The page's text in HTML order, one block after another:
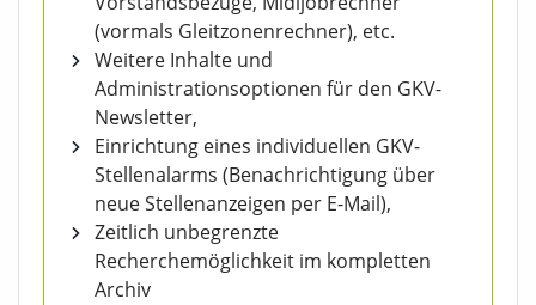
(vormals Gleitzonenrechner), etc.
Weitere Inhalte und
Administrationsoptionen für den GKV-
Newsletter,
Einrichtung eines individuellen GKV-
Stellenalarms (Benachrichtigung über
neue Stellenanzeigen per E-Mail),
Zeitlich unbegrenzte
Recherchemöglichkeit im kompletten
Archiv